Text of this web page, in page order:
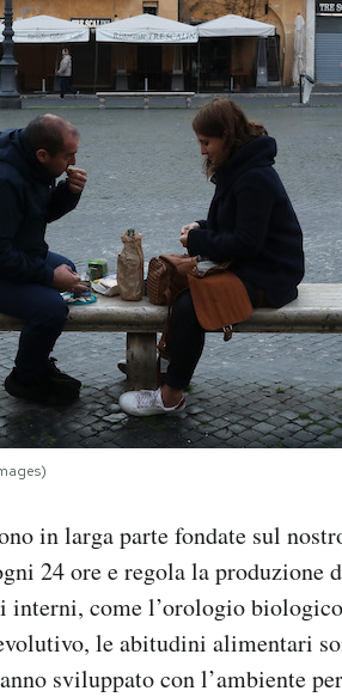
in larga parte fondate sul
24 ore e regola la produzione
interni, come l’orologio
le abitudini alimentari
sviluppato con l’ambiente